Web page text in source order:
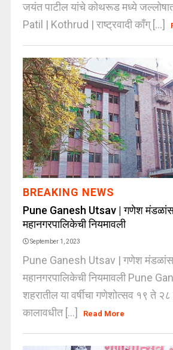
जयंत पाटील यांचे कोथरूड मध्ये
Patil | Kothrud | राष्ट्रवादी काँग् [...]
BREAKING NEWS
Pune Ganesh Utsav | गणेश
महानगरपालिकेची नियमावली
September 1, 2023
Pune Ganesh Utsav | गणेश
महानगरपालिकेची नियमावली Pune
शहरातील या वर्षीचा गणेशोत्सव १९ ते
कालावधीत [...]
Read More